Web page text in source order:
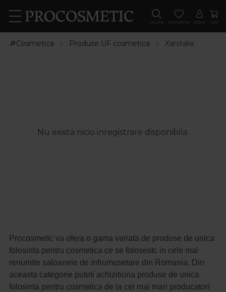
CAUTA FAVORITE CONT COS
🔎Cosmetica Produse UF cosmetica Xanitalia
Nu exista nicio inregistrare disponibila.
Procosmetic va ofera o gama variata de produse de unica
folosinta pentru cosmetica ce se folosestc in cele mai
renumite saloanele de infrumusetare din Romania. Din
aceasta categorie puteti achizitiona produse de unica
folosinta pentru cosmetica de la cei mai mari producatori